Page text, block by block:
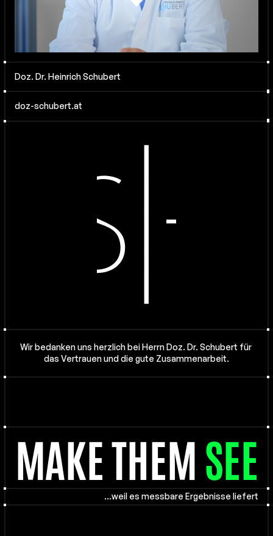
Doz. Dr. Heinrich Schubert
doz-schubert.at
Wir bedanken uns herzlich bei Herrn Doz. Dr. Schubert für
das Vertrauen und die gute Zusammenarbeit.
MAKE THEMSEE
…weil es messbare Ergebnisse liefert